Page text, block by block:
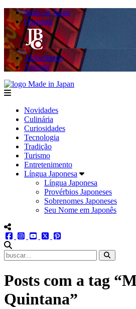
Made in Japan
Hashitag
AkibaSpace
Agenda
menu
Novidades
Culinária
Curiosidades
Tecnologia
Tradição
Turismo
Entretenimento
Língua Japonesa
Língua Japonesa
Provérbios Japoneses
Sobrenomes Japoneses
Seu Nome em Japonês
menu redes social
facebookinstagram
youtube
twitter
Posts com a tag
Quintana”